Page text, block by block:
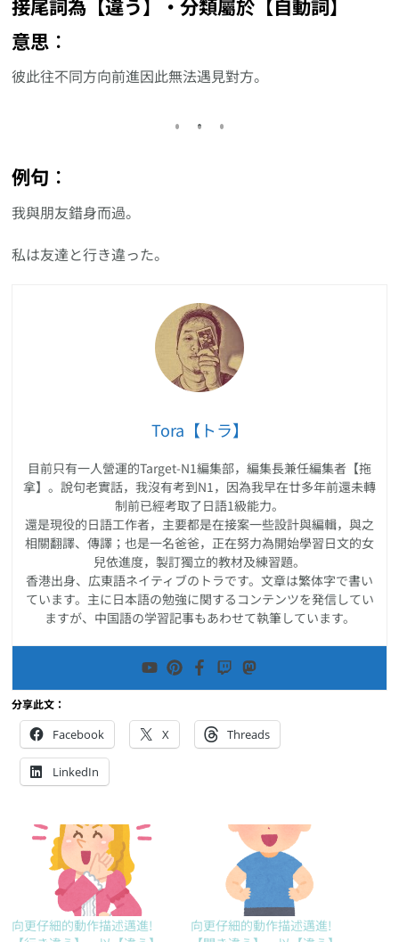
接尾詞為【違う】‧分類屬於【自動詞】
意思︰
彼此往不同方向前進因此無法遇見對方。
例句︰
我與朋友錯身而過。
私は友達と行き違った。
Tora【トラ】
目前只有一人營運的Target-N1編集部，編集長兼任編集者【拖
拿】。說句老實話，我沒有考到N1，因為我早在廿多年前還未轉
制前已經考取了日語1級能力。
還是現役的日語工作者，主要都是在接案一些設計與編輯，與之
相關翻譯、傳譯；也是一名爸爸，正在努力為開始學習日文的女
兒依進度，製訂獨立的教材及練習題。
香港出身、広東語ネイティブのトラです。文章は繁体字で書い
ています。主に日本語の勉強に関するコンテンツを発信してい
ますが、中国語の学習記事もあわせて執筆しています。
分享此文：
Facebook X Threads
LinkedIn
向更仔細的動作描述邁進!
向更仔細的動作描述邁進!